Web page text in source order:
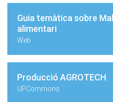
Guia temàtica sobre
alimentari
Web
Producció AGROTECH
UPCommons